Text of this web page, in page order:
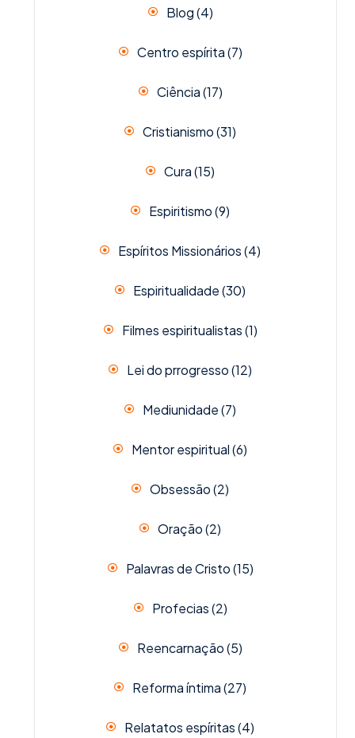
Blog(4)
Centro espírita(7)
Ciência(17)
Cristianismo(31)
Cura(15)
Espiritismo(9)
Espíritos Missionários(4)
Espiritualidade(30)
Filmes espiritualistas(1)
Lei do prrogresso(12)
Mediunidade(7)
Mentor espiritual(6)
Obsessão(2)
Oração(2)
Palavras de Cristo(15)
Profecias(2)
Reencarnação(5)
Reforma íntima(27)
Relatatos espíritas(4)